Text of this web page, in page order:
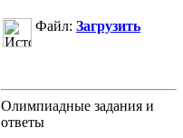
Файл: Загрузить
Олимпиадные задания и
ответы